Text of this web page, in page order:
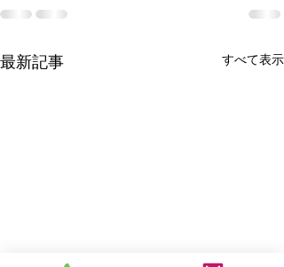
最新記事 すべて表示